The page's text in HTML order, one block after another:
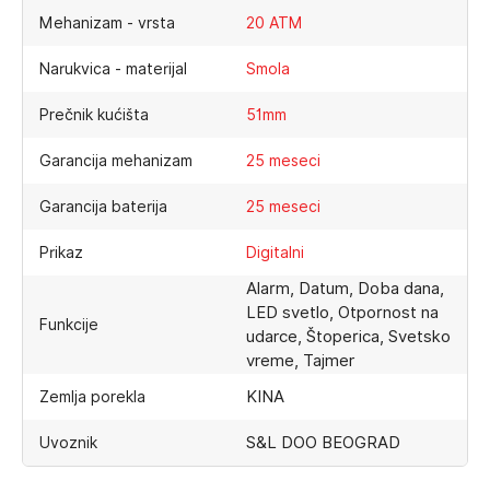
Mehanizam - vrsta 20 ATM
Narukvica - materijal Smola
Prečnik kućišta 51mm
Garancija mehanizam 25 meseci
Garancija baterija 25 meseci
Prikaz Digitalni
Funkcije
Alarm, Datum, Doba dana,
LED svetlo, Otpornost na
udarce, Štoperica, Svetsko
vreme, Tajmer
Zemlja porekla KINA
Uvoznik S&L DOO BEOGRAD